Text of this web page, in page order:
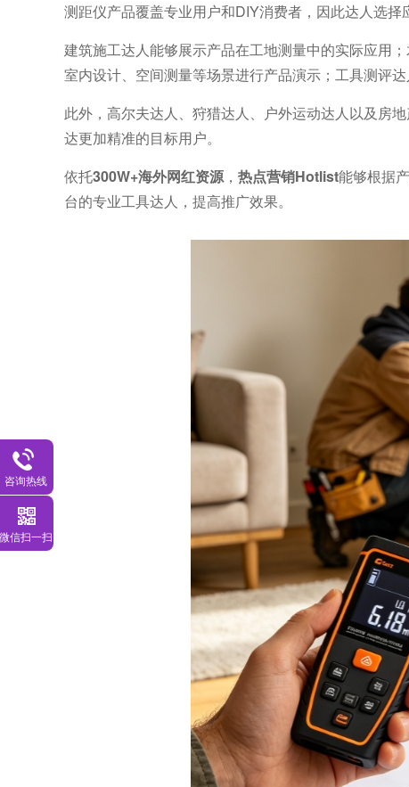
测距仪产品覆盖专业用户和DIY消费者，因此达人选择
建筑施工达人能够展示产品在工地测量中的实际应用
室内设计、空间测量等场景进行产品演示；工具测评
此外，高尔夫达人、狩猎达人、户外运动达人以及房
达更加精准的目标用户。
依托300W+海外网红资源， 热点营销Hotlist能够根据
台的专业工具达人，提高推广效果。
咨询热线
微信扫一扫